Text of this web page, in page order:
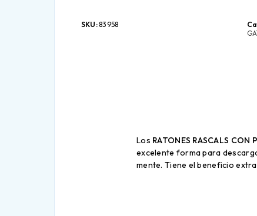
SKU:83958
Los RATONES RASCALS CON
excelente forma para
mente. Tiene el beneficio